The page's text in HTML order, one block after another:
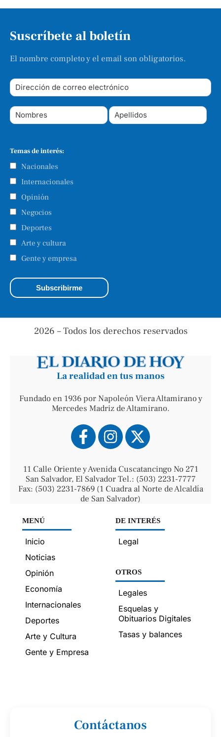
Suscríbete al boletín
El nombre completo y el email son obligatorios.
Temas de interés:
Nacionales
Internacionales
Opinión
Negocios
Deportes
Arte y cultura
Gente y empresa
2026 – Todos los derechos reservados
La realidad en tus manos
Fundado en 1936 por Napoleón Viera Altamirano y
Mercedes Madriz de Altamirano.
11 Calle Oriente y Avenida Cuscatancingo No 271
San Salvador, El Salvador Tel.: (503) 2231-7777
Fax: (503) 2231-7869 (1 Cuadra al Norte de Alcaldía
de San Salvador)
MENÚ
Inicio
Noticias
Opinión
Economía
Internacionales
Deportes
Arte y Cultura
Gente y Empresa
DE INTERÉS
Legal
OTROS
Legales
Esquelas y
Obituarios Digitales
Tasas y balances
Contáctanos